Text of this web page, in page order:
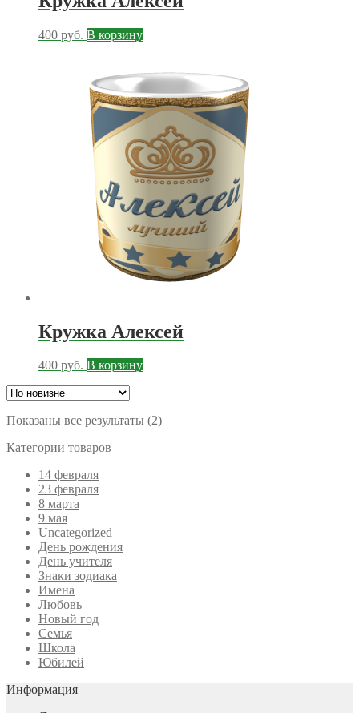
400 руб. В корзину
Кружка Алексей
400 руб. В корзину
Показаны все результаты (2)Сортировка:
Категории товаров
14 февраля
23 февраля
8 марта
9 мая
Uncategorized
День рождения
День учителя
Знаки зодиака
Имена
Любовь
Новый год
Семья
Школа
Юбилей
Информация